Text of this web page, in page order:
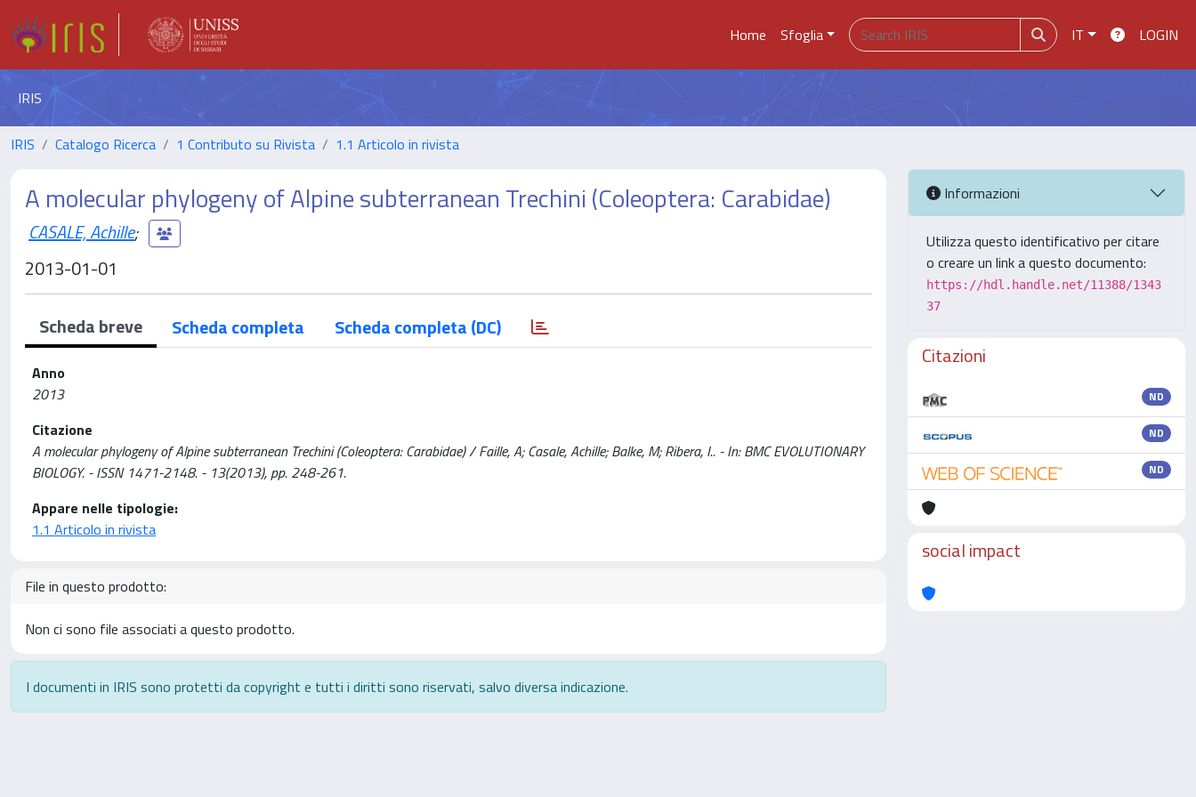
Home Sfoglia IT LOGIN
IRIS
IRIS Catalogo Ricerca 1 Contributo su Rivista 1.1 Articolo in rivista
A molecular phylogeny of Alpine subterranean Trechini (Coleoptera: Carabidae)
CASALE, Achille;
2013-01-01
Scheda breve Scheda completa Scheda completa (DC)
Anno
2013
Citazione
A molecular phylogeny of Alpine subterranean Trechini (Coleoptera: Carabidae) / Faille, A; Casale, Achille; Balke, M; Ribera, I.. - In: BMC EVOLUTIONARY
BIOLOGY. - ISSN 1471-2148. - 13(2013), pp. 248-261.
Appare nelle tipologie:
1.1 Articolo in rivista
File in questo prodotto:
Non ci sono file associati a questo prodotto.
I documenti in IRIS sono protetti da copyright e tutti i diritti sono riservati, salvo diversa indicazione.
Informazioni
Utilizza questo identificativo per citare
o creare un link a questo documento:
https://hdl.handle.net/11388/1343
37
Citazioni
ND
ND
ND
social impact